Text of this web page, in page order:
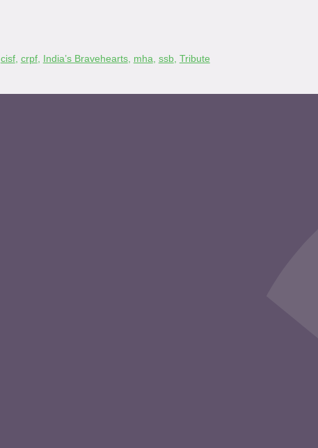
cisf, crpf, India’s Bravehearts, mha ssb, Tribute